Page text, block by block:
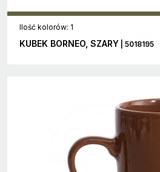
Ilość kolorów: 1
KUBEK BORNEO, SZARY | 5018195